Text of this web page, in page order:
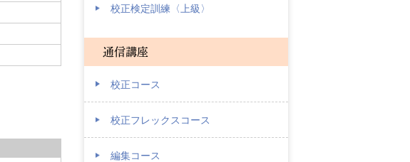
校正検定訓練〈上級〉
通信講座
校正コース
校正フレックスコース
編集コース